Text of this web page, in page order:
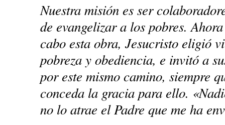
Nuestra misión es ser
de evangelizar a los pobres.
cabo esta obra, Jesucristo eligió
pobreza y obediencia, e invitó a
por este mismo camino, siempre
conceda la gracia para ello.
no lo atrae el Padre que me ha